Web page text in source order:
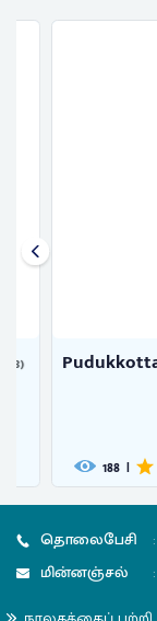
Pudukkottai
188 | 0 |
தொலைபேசி :
மின்னஞ்சல்
: